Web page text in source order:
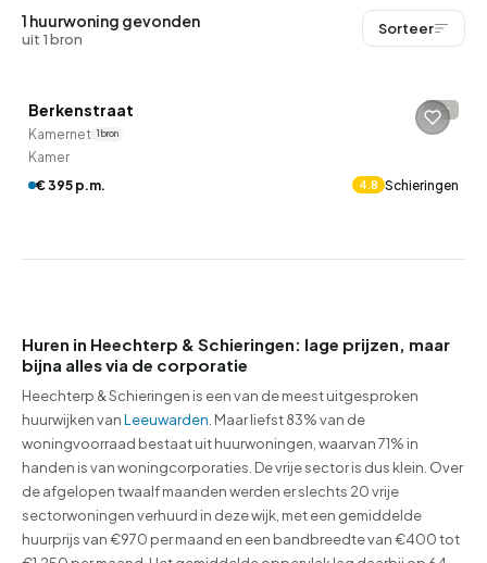
1 huurwoning gevonden
uit 1 bron
Sorteer
Berkenstraat -
Kamernet 1 bron
Kamer
€ 395 p.m.
4.8 Schieringen
Huren in Heechterp & Schieringen: lage prijzen, maar
bijna alles via de corporatie
Heechterp & Schieringen is een van de meest uitgesproken
huurwijken vanLeeuwarden . Maar liefst 83% van de
woningvoorraad bestaat uit huurwoningen, waarvan 71% in
handen is van woningcorporaties. De vrije sector is dus klein. Over
de afgelopen twaalf maanden werden er slechts 20 vrije
sectorwoningen verhuurd in deze wijk, met een gemiddelde
huurprijs van €970 per maand en een bandbreedte van €400 tot